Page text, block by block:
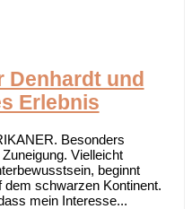
Denhardt und
Erlebnis
Besonders
Vielleicht
beginnt
dem schwarzen Kontinent.
mein Interesse...